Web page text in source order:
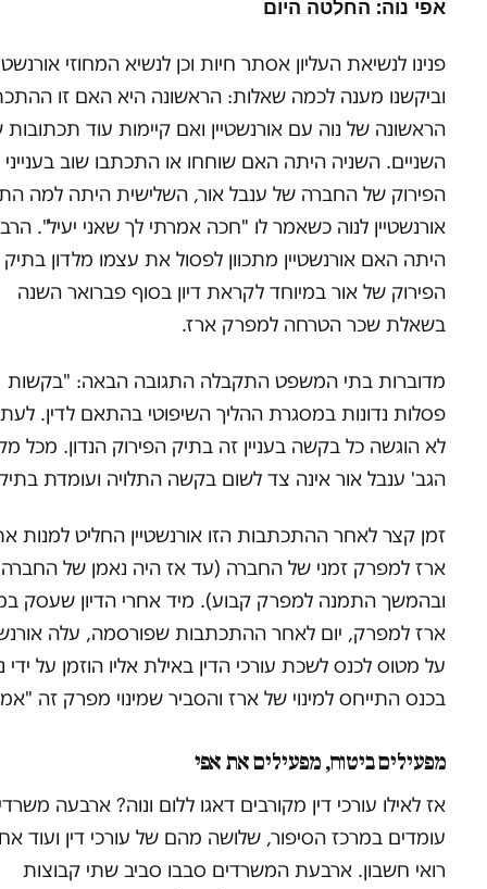
אפי נוה: החלטה היום
פנינו לנשיאת העליון אסתר חיות וכן לנשיא המחוזי
וביקשנו מענה לכמה שאלות: הראשונה היא האם זו
הראשונה של נוה עם אורנשטיין ואם קיימות עוד
השניים. השניה היתה האם שוחחו או התכתבו שוב
הפירוק של החברה של ענבל אור, השלישית היתה למה
אורנשטיין לנוה כשאמר לו "חכה אמרתי לך שאני יעיל".
היתה האם אורנשטיין מתכוון לפסול את עצמו מלדון בתיק
הפירוק של אור במיוחד לקראת דיון בסוף פברואר השנה
בשאלת שכר הטרחה למפרק ארז.
מדוברות בתי המשפט התקבלה התגובה הבאה: "בקשות
פסלות נדונות במסגרת ההליך השיפוטי בהתאם לדין.
לא הוגשה כל בקשה בעניין זה בתיק הפירוק הנדון. מכל
הגב' ענבל אור אינה צד לשום בקשה התלויה ועומדת
זמן קצר לאחר ההתכתבות הזו אורנשטיין החליט למנות
ארז למפרק זמני של החברה (עד אז היה נאמן של החברה
ובהמשך התמנה למפרק קבוע). מיד אחרי הדיון שעסק
ארז למפרק, יום לאחר ההתכתבות שפורסמה, עלה
על מטוס לכנס לשכת עורכי הדין באילת אליו הוזמן על ידי
בכנס התייחס למינוי של ארז והסביר שמינוי מפרק זה
מפעילים ביטוח, מפעילים את אפי
אז לאילו עורכי דין מקורבים דאגו ללום ונוה? ארבעה
עומדים במרכז הסיפור, שלושה מהם של עורכי דין ועוד
רואי חשבון. ארבעת המשרדים סבבו סביב שתי קבוצות